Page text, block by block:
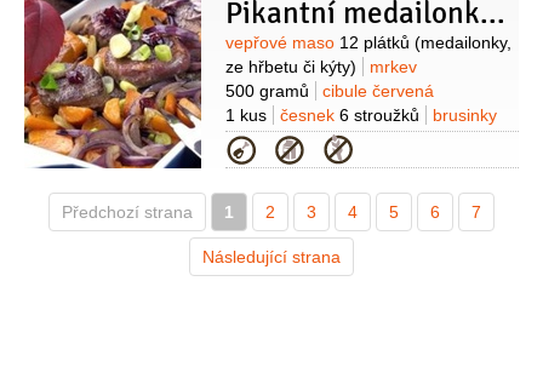
2 lžíce (nasekané)
česnek
2 stroužky
pepř černý(mletý) sůl
Pikantní medailonky s mrkví
Suroviny
vepřové maso 12 plátků (medailonky,
ze hřbetu či kýty)
mrkev
500 gramů
cibule červená
1 kus
česnek 6 stroužků
brusinky
2 lžíce
(sušené, nebo
sterilované)
cibulka jarní
olivový
3 lžíce pepř černý(mletý)
Kategorie
Předchozí strana 1 2 3 4 5 6 7
Následující strana